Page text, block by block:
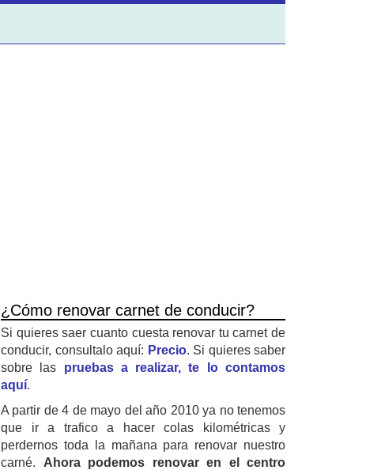
¿Cómo renovar carnet de conducir?
Si quieres saer cuanto cuesta renovar tu carnet de
conducir, consultalo aquí: Precio. Si quieres saber
sobre las pruebas a realizar, te lo contamos
aquí.
A partir de 4 de mayo del año 2010 ya no tenemos
que ir a trafico a hacer colas kilométricas y
perdernos toda la mañana para renovar nuestro
carné. Ahora podemos renovar en el centro